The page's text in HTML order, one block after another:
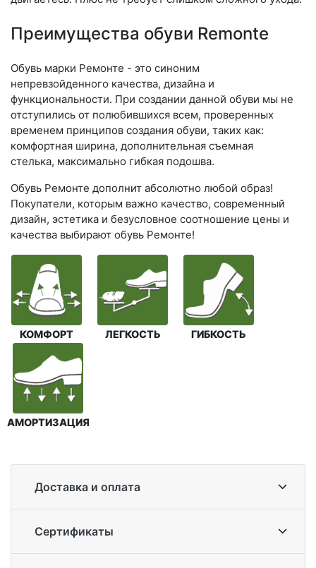
Преимущества обуви Remonte
Обувь марки Ремонте - это синоним
непревзойденного качества, дизайна и
функциональности. При создании данной обуви мы не
отступились от полюбившихся всем, проверенных
временем принципов создания обуви, таких как:
комфортная ширина, дополнительная съемная
стелька, максимально гибкая подошва.
Обувь Ремонте дополнит абсолютно любой образ!
Покупатели, которым важно качество, современный
дизайн, эстетика и безусловное соотношение цены и
качества выбирают обувь Ремонте!
КОМФОРТ ЛЕГКОСТЬ ГИБКОСТЬ
АМОРТИЗАЦИЯ
Доставка и оплата
Сертификаты